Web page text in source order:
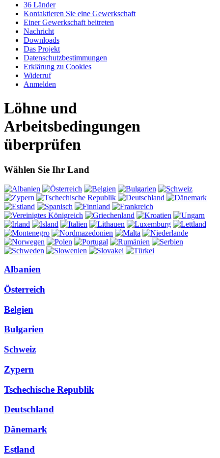
36 Länder
Kontaktieren Sie eine Gewerkschaft
Einer Gewerkschaft beitreten
Nachricht
Downloads
Das Projekt
Datenschutzbestimmungen
Erklärung zu Cookies
Widerruf
Anmelden
Löhne und
Arbeitsbedingungen
überprüfen
Wählen Sie Ihr Land
Albanien
Österreich
Belgien
Bulgarien
Schweiz
Zypern
Tschechische Republik
Deutschland
Dänemark
Estland